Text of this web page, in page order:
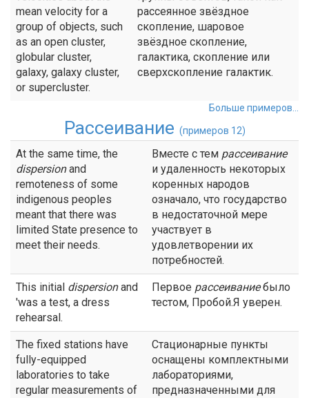
mean velocity for a
group of objects, such
as an open cluster,
globular cluster,
galaxy, galaxy cluster,
or supercluster.
рассеянное звёздное
скопление, шаровое
звёздное скопление,
галактика, скопление или
сверхскопление галактик.
Больше примеров...
Рассеивание (примеров 12)
At the same time, the
dispersionand
remoteness of some
indigenous peoples
meant that there was
limited State presence to
meet their needs.
Вместе с тем рассеивание
и удаленность некоторых
коренных народов
означало, что государство
в недостаточной мере
участвует в
удовлетворении их
потребностей.
This initial dispersionand
'was a test, a dress
rehearsal.
Первое рассеиваниебыло
тестом, Пробой.Я уверен.
The fixed stations have
fully-equipped
laboratories to take
regular measurements of
Стационарные пункты
оснащены комплектными
лабораториями,
предназначенными для